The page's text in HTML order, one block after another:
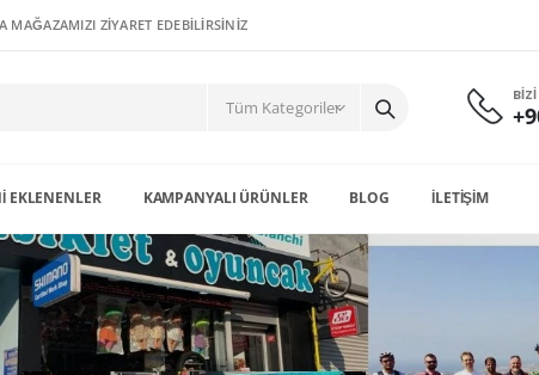
MAĞAZAMIZI ZİYARET EDEBİLİRSİNİZ
EKLENENLER KAMPANYALI ÜRÜNLER BLOG İLETIŞIM